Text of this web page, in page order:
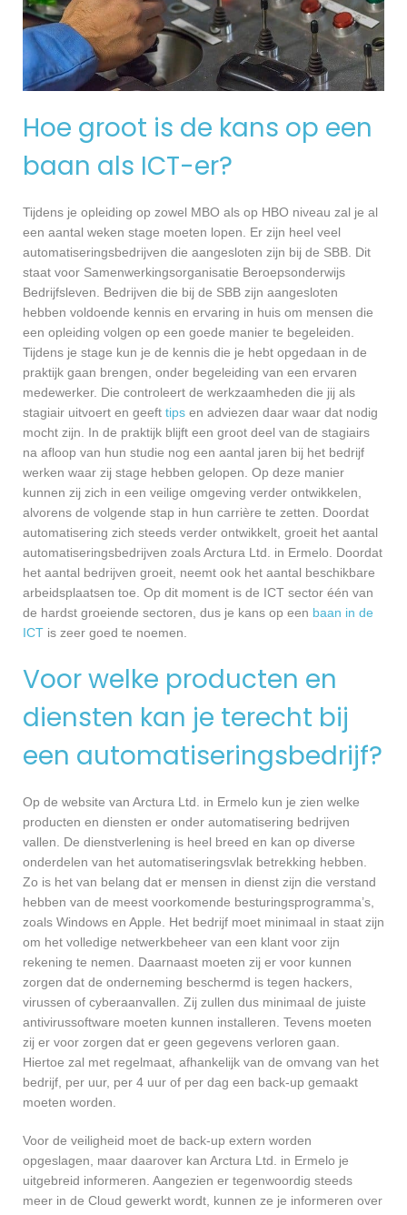
Hoe groot is de kans op een
baan als ICT-er?
Tijdens je opleiding op zowel MBO als op HBO niveau zal je al
een aantal weken stage moeten lopen. Er zijn heel veel
automatiseringsbedrijven die aangesloten zijn bij de SBB. Dit
staat voor Samenwerkingsorganisatie Beroepsonderwijs
Bedrijfsleven. Bedrijven die bij de SBB zijn aangesloten
hebben voldoende kennis en ervaring in huis om mensen die
een opleiding volgen op een goede manier te begeleiden.
Tijdens je stage kun je de kennis die je hebt opgedaan in de
praktijk gaan brengen, onder begeleiding van een ervaren
medewerker. Die controleert de werkzaamheden die jij als
stagiair uitvoert en geeft tips en adviezen daar waar dat nodig
mocht zijn. In de praktijk blijft een groot deel van de stagiairs
na afloop van hun studie nog een aantal jaren bij het bedrijf
werken waar zij stage hebben gelopen. Op deze manier
kunnen zij zich in een veilige omgeving verder ontwikkelen,
alvorens de volgende stap in hun carrière te zetten. Doordat
automatisering zich steeds verder ontwikkelt, groeit het aantal
automatiseringsbedrijven zoals Arctura Ltd. in Ermelo. Doordat
het aantal bedrijven groeit, neemt ook het aantal beschikbare
arbeidsplaatsen toe. Op dit moment is de ICT sector één van
de hardst groeiende sectoren, dus je kans op een baan in de
ICT is zeer goed te noemen.
Voor welke producten en
diensten kan je terecht bij
een automatiseringsbedrijf?
Op de website van Arctura Ltd. in Ermelo kun je zien welke
producten en diensten er onder automatisering bedrijven
vallen. De dienstverlening is heel breed en kan op diverse
onderdelen van het automatiseringsvlak betrekking hebben.
Zo is het van belang dat er mensen in dienst zijn die verstand
hebben van de meest voorkomende besturingsprogramma’s,
zoals Windows en Apple. Het bedrijf moet minimaal in staat zijn
om het volledige netwerkbeheer van een klant voor zijn
rekening te nemen. Daarnaast moeten zij er voor kunnen
zorgen dat de onderneming beschermd is tegen hackers,
virussen of cyberaanvallen. Zij zullen dus minimaal de juiste
antivirussoftware moeten kunnen installeren. Tevens moeten
zij er voor zorgen dat er geen gegevens verloren gaan.
Hiertoe zal met regelmaat, afhankelijk van de omvang van het
bedrijf, per uur, per 4 uur of per dag een back-up gemaakt
moeten worden.
Voor de veiligheid moet de back-up extern worden
opgeslagen, maar daarover kan Arctura Ltd. in Ermelo je
uitgebreid informeren. Aangezien er tegenwoordig steeds
meer in de Cloud gewerkt wordt, kunnen ze je informeren over